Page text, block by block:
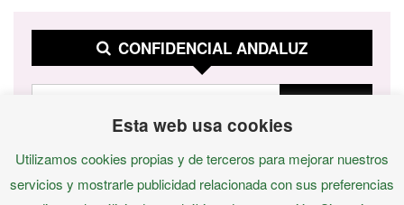
CONFIDENCIAL ANDALUZ
Esta web usa cookies
Utilizamos cookies propias y de terceros para mejorar nuestros
servicios y mostrarle publicidad relacionada con sus preferencias